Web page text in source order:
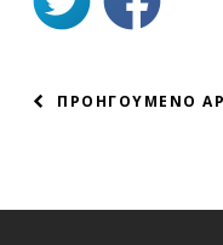
ΠΛΟΗΓΗΣΗ
ΠΡΟΗΓΟΥΜΕΝΟ